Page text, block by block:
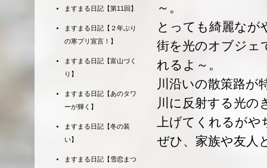
～。
とっても綺麗なが
街を光のオブジェ
れるよ～。
川沿いの散策路が
川に反射する光の
上げてくれるがや
ぜひ、家族や友人
ますまる日記【第11回】
ますまる日記【２年ぶり
の寒ブリ宣言！】
ますまる日記【富山づく
り】
ますまる日記【あのタワ
ーが輝く】
ますまる日記【冬の装
い】
ますまる日記【雪恋まつ